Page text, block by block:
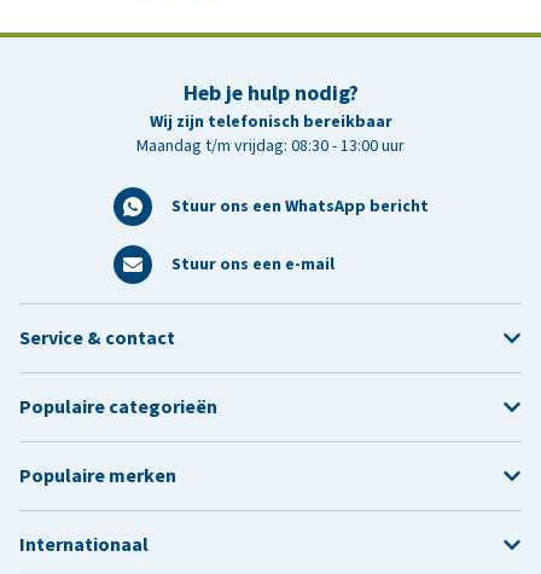
Heb je hulp nodig?
Wij zijn telefonisch bereikbaar
Maandag t/m vrijdag: 08:30 - 13:00 uur
Stuur ons een WhatsApp bericht
Stuur ons een e-mail
Service & contact
Populaire categorieën
Populaire merken
Internationaal